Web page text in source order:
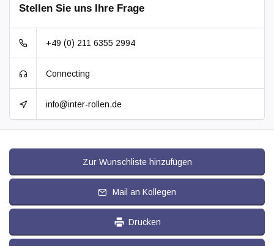
Stellen Sie uns Ihre Frage
+49 (0) 211 6355 2994
Connecting
info@inter-rollen.de
Zur Wunschliste hinzufügen
Mail an Kollegen
Drucken